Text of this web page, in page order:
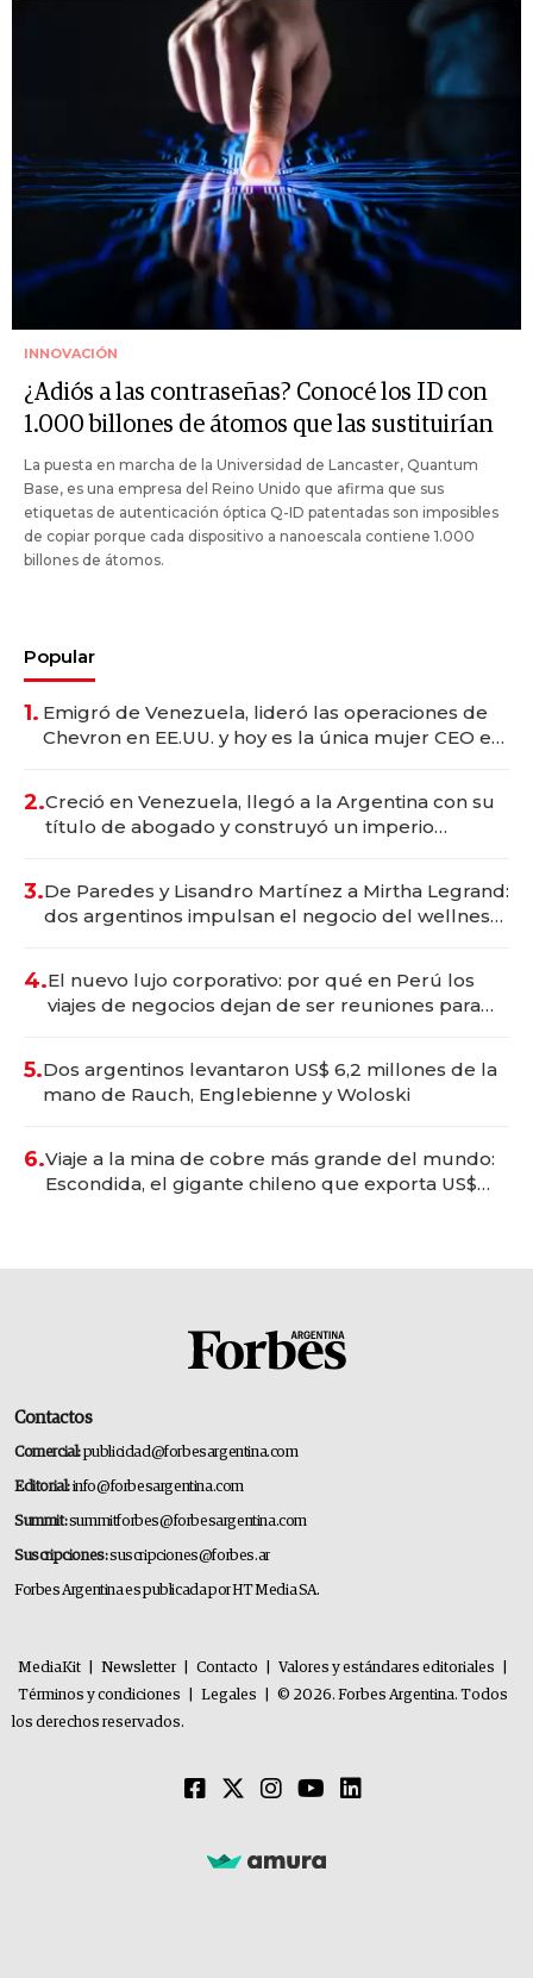
INNOVACIÓN
¿Adiós a las contraseñas? Conocé los ID con
1.000 billones de átomos que las sustituirían
La puesta en marcha de la Universidad de Lancaster, Quantum
Base, es una empresa del Reino Unido que afirma que sus
etiquetas de autenticación óptica Q-ID patentadas son imposibles
de copiar porque cada dispositivo a nanoescala contiene 1.000
billones de átomos.
Popular
1. Emigró de Venezuela, lideró las operaciones de
Chevron en EE.UU. y hoy es la única mujer CEO en
2.Creció en Venezuela, llegó a la Argentina con su
título de abogado y construyó un imperio
3.De Paredes y Lisandro Martínez a Mirtha Legrand:
dos argentinos impulsan el negocio del wellness
4.El nuevo lujo corporativo: por qué en Perú los
viajes de negocios dejan de ser reuniones para
5.Dos argentinos levantaron US$ 6,2 millones de la
mano de Rauch, Englebienne y Woloski
6.Viaje a la mina de cobre más grande del mundo:
Escondida, el gigante chileno que exporta US$
Contactos
Comercial:publicidad@forbesargentina.com
Editorial:info@forbesargentina.com
Summit:summitforbes@forbesargentina.com
Suscripciones:suscripciones@forbes.ar
Forbes Argentina es publicada por HT Media SA.
MediaKit Newsletter Contacto Valores y estándares editoriales
Términos y condiciones
Legales
© 2026. Forbes Argentina. Todos
los derechos reservados.